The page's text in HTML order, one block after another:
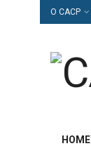
O CACP
HOME